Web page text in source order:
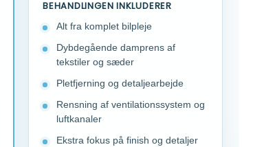
BEHANDLINGEN INKLUDERER
Alt fra komplet bilpleje
Dybdegående damprens af
tekstiler og sæder
Pletfjerning og detaljearbejde
Rensning af ventilationssystem og
luftkanaler
Ekstra fokus på finish og detaljer